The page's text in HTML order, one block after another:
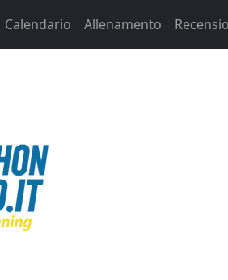
Calendario Allenamento